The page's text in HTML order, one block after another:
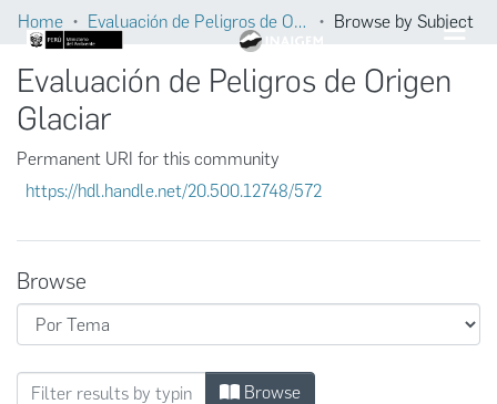
Home Evaluación de Peligros de Origen Glaciar Browse by Subject
Evaluación de Peligros de Origen
Glaciar
Permanent URI for this community
https://hdl.handle.net/20.500.12748/572
Browse
Browsing Evaluación de Peligros de
Browse